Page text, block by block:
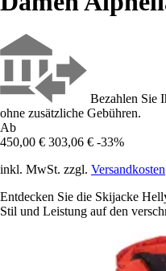
Bezahlen Sie
ohne zusätzliche Gebühren.
Ab
450,00 € 303,06 € -33%
inkl. MwSt. zzgl. Versandkosten
Entdecken Sie die Skijacke
Stil und Leistung auf den